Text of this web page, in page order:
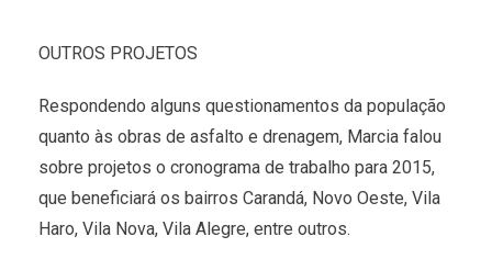
OUTROS PROJETOS
Respondendo alguns questionamentos da população
quanto às obras de asfalto e drenagem, Marcia falou
sobre projetos o cronograma de trabalho para 2015,
que beneficiará os bairros Carandá, Novo Oeste, Vila
Haro, Vila Nova, Vila Alegre, entre outros.